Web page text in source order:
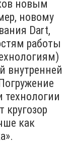
новым
новому
Dart,
работы
внутренней
кругозор
как